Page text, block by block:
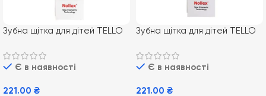
Зубна щітка для дітей TELLO
щільною щетиною (0-5 років)
Є в наявності
221.00 ₴
Зубна щітка для дітей TELLO
років
Є в наявності
221.00 ₴